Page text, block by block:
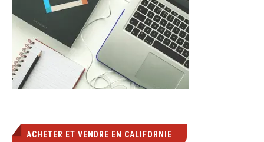
ACHETER ET VENDRE EN CALIFORNIE